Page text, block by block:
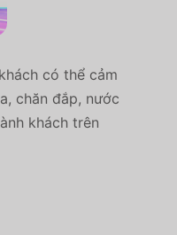
có thể cảm
chăn đắp, nước
khách trên